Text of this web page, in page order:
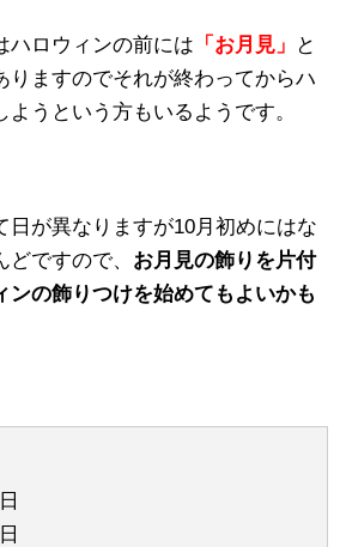
ハロウィンの前には 「お月見」
と
りますのでそれが終わってからハ
ようという方もいるようです。
日が異なりますが10月初めにはな
ですので、 お月見の飾りを片付
ンの飾りつけを始めてもよいかも